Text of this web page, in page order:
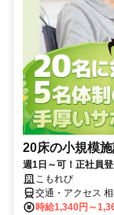
20床の小規模
週1日～可！正社員
こもれび
交通・アクセス
時給1,340円～